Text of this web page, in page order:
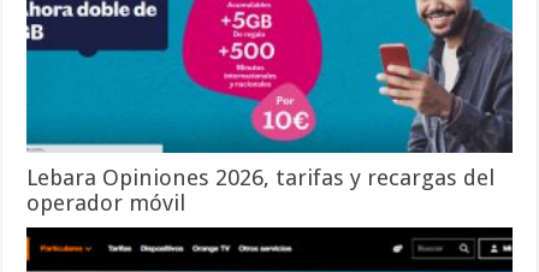
Lebara Opiniones 2026, tarifas y recargas del
operador móvil